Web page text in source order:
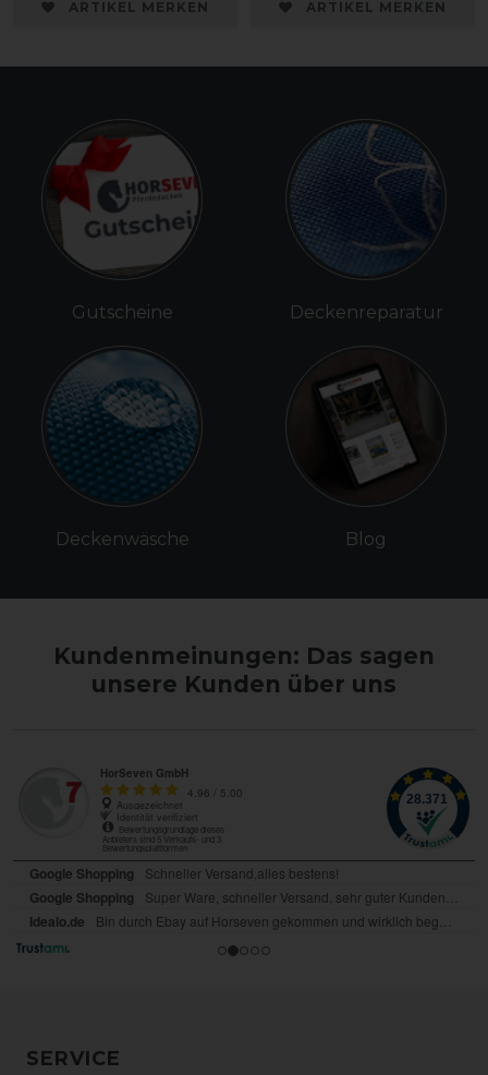
ARTIKEL MERKEN ARTIKEL MERKEN
Gutscheine
Deckenwäsche
Deckenreparatur
Blog
Kundenmeinungen: Das sagen
unsere Kunden über uns
SERVICE